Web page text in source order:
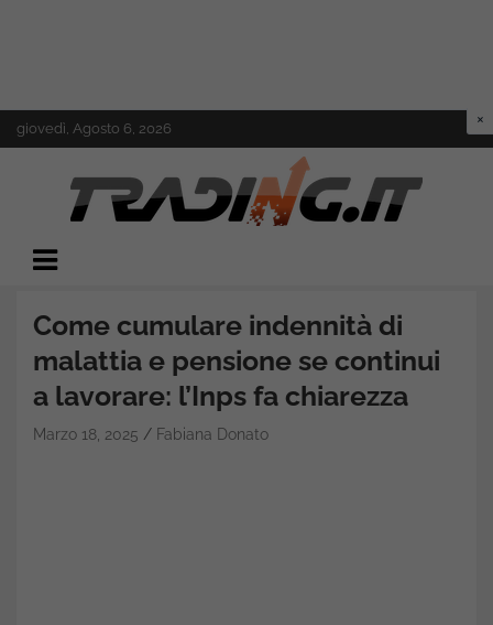
Skip
to
giovedì, Agosto 6, 2026
Trading.it
Come cumulare indennità di
malattia e pensione se continui
a lavorare: l’Inps fa chiarezza
Marzo 18, 2025 Fabiana Donato